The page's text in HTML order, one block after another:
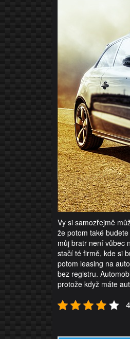
Vy si samozřejmě
že potom také
můj bratr není vůbec
stačí té firmě, kde si
potom leasing na
bez registru.
protože když máte